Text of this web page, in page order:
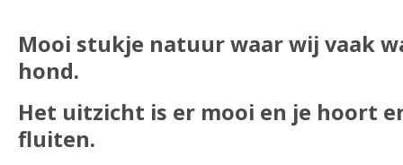
Mooi stukje natuur waar wij vaak
hond.
Het uitzicht is er mooi en je hoort
fluiten.